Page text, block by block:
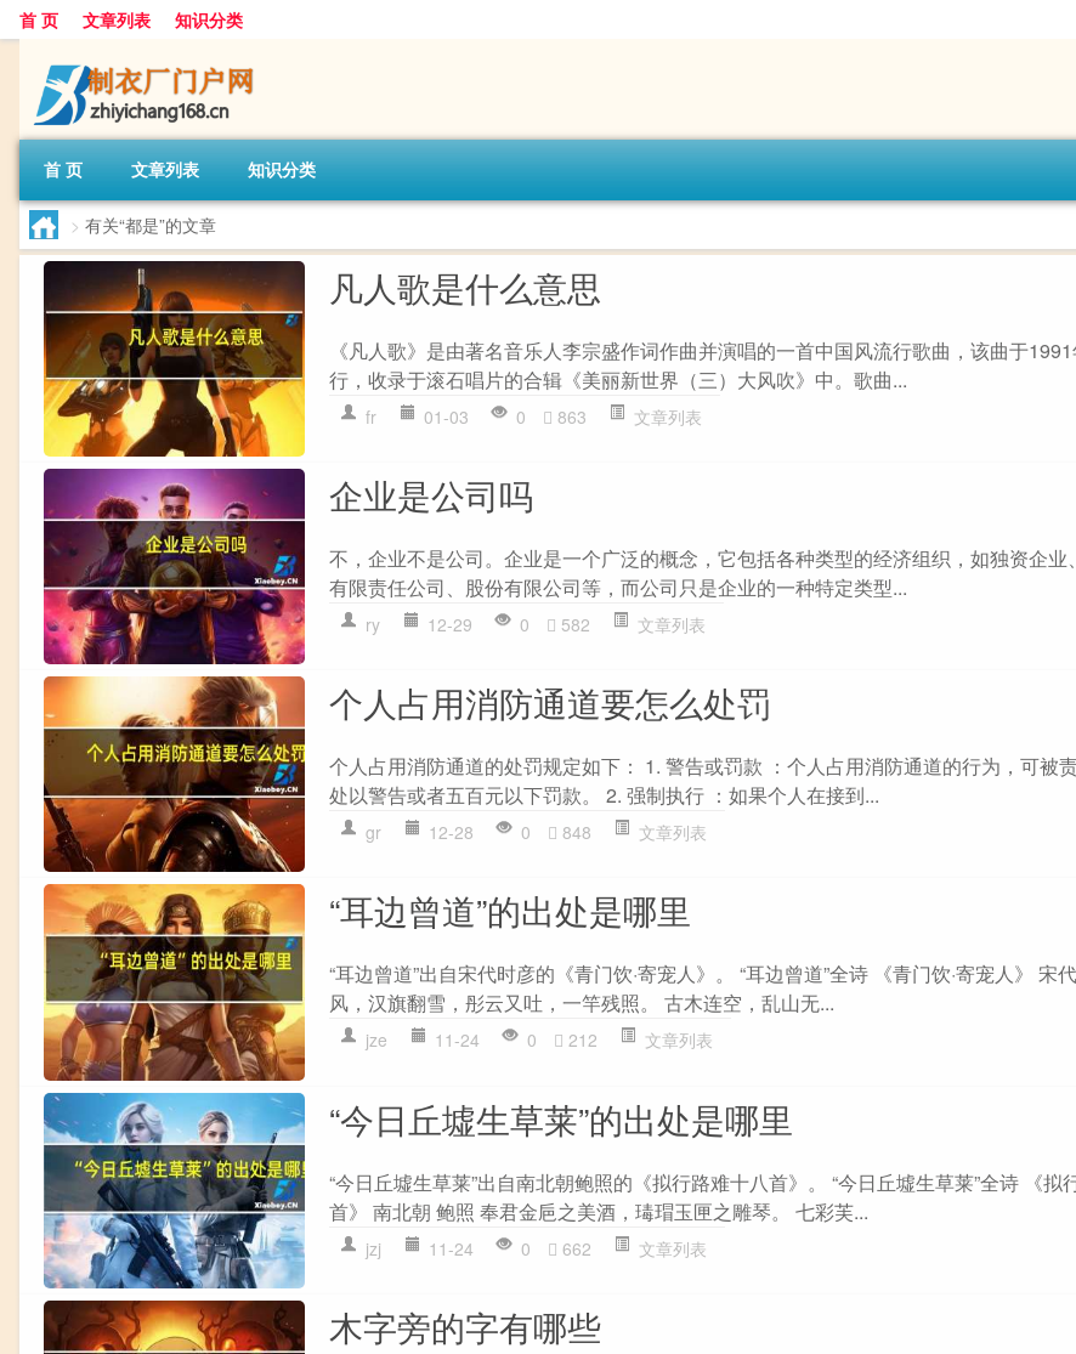
首 页 文章列表 知识分类
首 页 文章列表 知识分类
> 有关“都是”的文章
凡人歌是什么意思
《凡人歌》是由著名音乐人李宗盛作词作曲并演唱的一首中国风流行歌曲，该曲于
行，收录于滚石唱片的合辑《美丽新世界（三）大风吹》中。歌曲...
fr 01-03 0 863 文章列表
企业是公司吗
不，企业不是公司。企业是一个广泛的概念，它包括各种类型的经济组织，如独资企业
有限责任公司、股份有限公司等，而公司只是企业的一种特定类型...
ry 12-29 0 582 文章列表
个人占用消防通道要怎么处罚
个人占用消防通道的处罚规定如下： 1. 警告或罚款 ：个人占用消防通道的行为，可被
处以警告或者五百元以下罚款。 2. 强制执行 ：如果个人在接到...
gr 12-28 0 848 文章列表
“耳边曾道”的出处是哪里
“耳边曾道”出自宋代时彦的《青门饮·寄宠人》。 “耳边曾道”全诗 《青门饮·寄宠人》 宋
风，汉旗翻雪，彤云又吐，一竿残照。 古木连空，乱山无...
jze 11-24 0 212 文章列表
“今日丘墟生草莱”的出处是哪里
“今日丘墟生草莱”出自南北朝鲍照的《拟行路难十八首》。 “今日丘墟生草莱”全诗 《拟
首》 南北朝 鲍照 奉君金巵之美酒，瑇瑁玉匣之雕琴。 七彩芙...
jzj 11-24 0 662 文章列表
木字旁的字有哪些